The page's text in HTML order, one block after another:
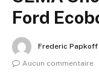
Ford
Frederic Papkoff
Aucun commentaire